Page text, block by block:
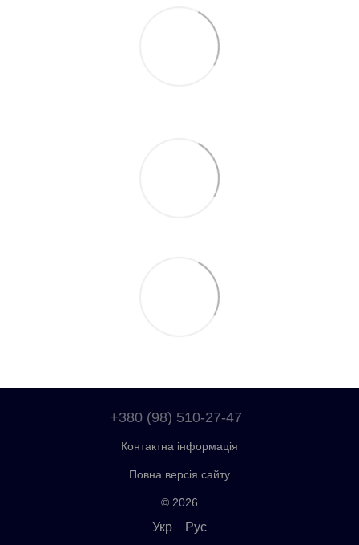
+380 (98) 510-27-47
Контактна інформація
Повна версія сайту
© 2026
Укр Рус